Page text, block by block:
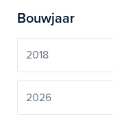
Bouwjaar